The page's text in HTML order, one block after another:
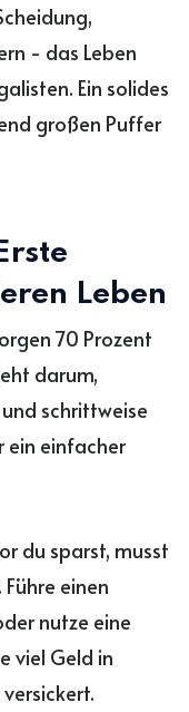
- das Leben
Ein solides
großen Puffer
Leben
70 Prozent
darum,
schrittweise
ein einfacher
du sparst, musst
einen
nutze eine
viel Geld in